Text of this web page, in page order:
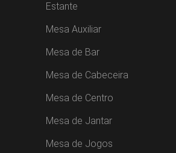
Estante
Mesa Auxiliar
Mesa de Bar
Mesa de Cabeceira
Mesa de Centro
Mesa de Jantar
Mesa de Jogos